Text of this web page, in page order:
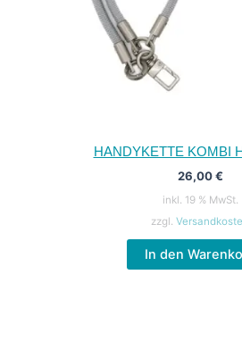
HANDYKETTE KOMBI
26,00€
inkl. 19 % MwSt.
zzgl.
In den